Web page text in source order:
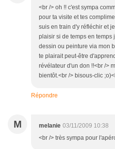
<br /> oh !! c'est sympa
pour ta visite et tes
suis en train d'y réfléchir et
plaisir si de temps en temps
dessin ou peinture via mon
te plairait peut-être
révélateur d'un don !!<br />
bientôt.<br /> bisous-clic
Répondre
M melanie 03/11/2009 10:38
<br /> très sympa pour